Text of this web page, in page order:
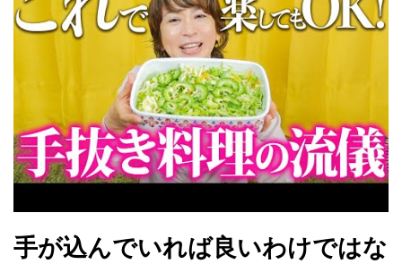
手が込んでいれば良いわけではな